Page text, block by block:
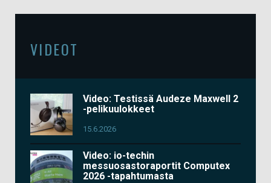
VIDEOT
Video: Testissä Audeze Maxwell 2
-pelikuulokkeet
15.6.2026
Video: io-techin
messuosastoraportit Computex
2026 -tapahtumasta